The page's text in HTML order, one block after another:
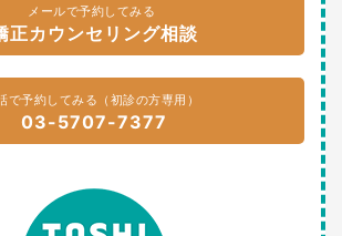
メールで予約してみる
正カウンセリング相談
で予約してみる（初診の方専用）
03-5707-7377